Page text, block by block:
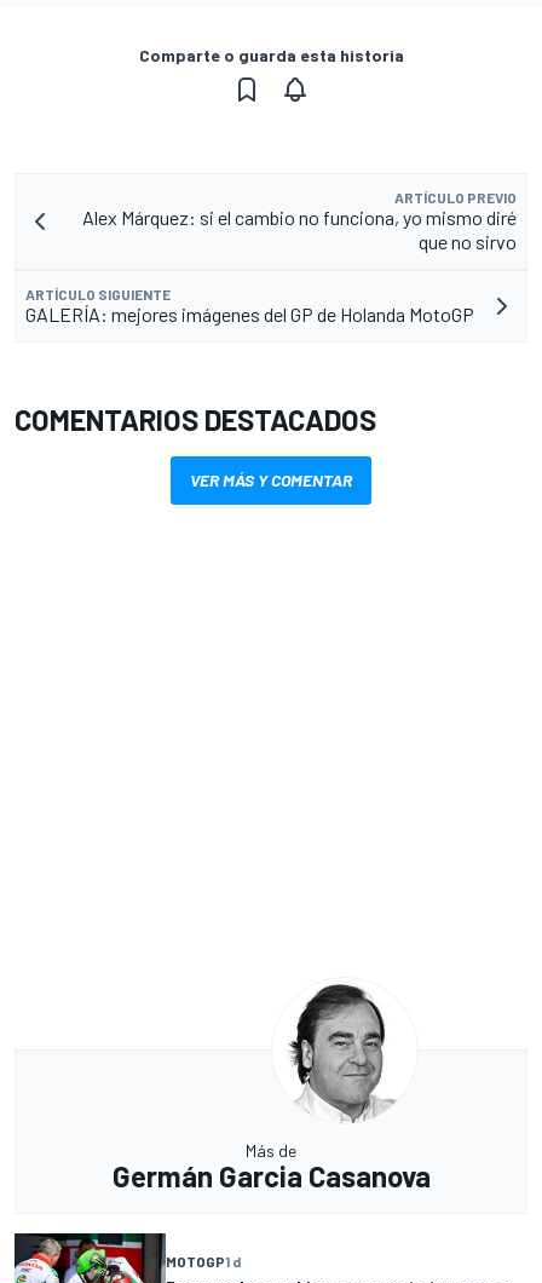
Comparte o guarda esta historia
ARTÍCULO PREVIO
Alex Márquez: si el cambio no funciona, yo mismo diré
que no sirvo
ARTÍCULO SIGUIENTE
GALERÍA: mejores imágenes del GP de Holanda MotoGP
COMENTARIOS DESTACADOS
VER MÁS Y COMENTAR
Más de
Germán Garcia Casanova
MOTOGP1 d